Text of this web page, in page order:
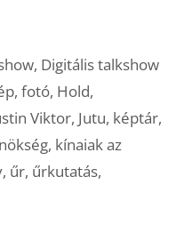
, Digitális talkshow
, fotó, Hold,
Viktor, Jutu, képtár,
, kínaiak az
, űr, űrkutatás,